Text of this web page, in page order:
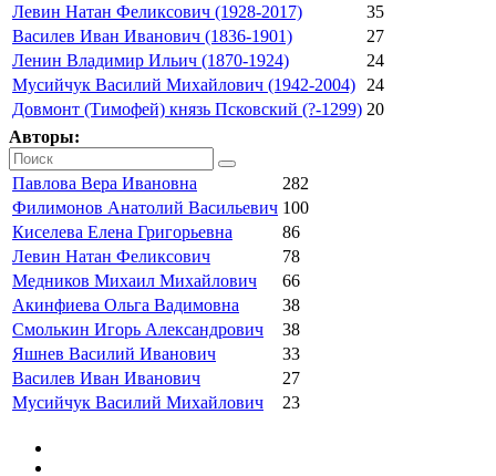
Левин Натан Феликсович (1928-2017)
35
Василев Иван Иванович (1836-1901)
27
Ленин Владимир Ильич (1870-1924)
24
Мусийчук Василий Михайлович (1942-2004)
24
Довмонт (Тимофей) князь Псковский (?-1299) 20
Авторы:
Павлова Вера Ивановна
282
Филимонов Анатолий Васильевич 100
Киселева Елена Григорьевна
86
Левин Натан Феликсович
78
Медников Михаил Михайлович
66
Акинфиева Ольга Вадимовна
38
Смолькин Игорь Александрович
38
Яшнев Василий Иванович
33
Василев Иван Иванович
27
Мусийчук Василий Михайлович
23